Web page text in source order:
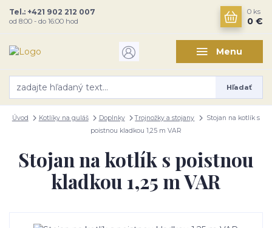
Menu
Hľadať
Tel.: +421 902 212 007
od 8:00 - do 16:00 hod
0 ks
0 €
Úvod Kotlíky na guláš Doplnky Trojnožky a stojany
Stojan na kotlík s
poistnou kladkou 1,25 m VAR
Stojan na kotlík s poistnou
kladkou 1,25 m VAR